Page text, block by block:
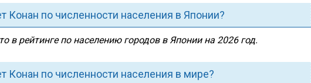
Конан по численности населения в Японии?
в рейтинге по населению городов в Японии на 2026 год.
Конан по численности населения в мире?